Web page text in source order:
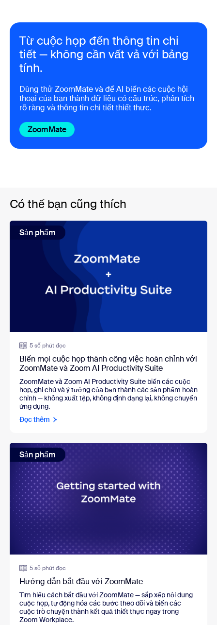
Từ cuộc họp đến thông tin chi
tiết — không cần vất vả với bảng
tính.
Dùng thử ZoomMate và để AI biến các cuộc hội
thoại của bạn thành dữ liệu có cấu trúc, phân tích
rõ ràng và thông tin chi tiết thiết thực.
ZoomMate
Có thể bạn cũng thích
Sản phẩm
5 số phút đọc
Biến mọi cuộc họp thành công việc hoàn chỉnh với
ZoomMate và Zoom AI Productivity Suite
ZoomMate và Zoom AI Productivity Suite biến các cuộc
họp, ghi chú và ý tưởng của bạn thành các sản phẩm hoàn
chỉnh — không xuất tệp, không định dạng lại, không chuyển
ứng dụng.
Đọc thêm
Sản phẩm
5 số phút đọc
Hướng dẫn bắt đầu với ZoomMate
Tìm hiểu cách bắt đầu với ZoomMate — sắp xếp nội dung
cuộc họp, tự động hóa các bước theo dõi và biến các
cuộc trò chuyện thành kết quả thiết thực ngay trong
Zoom Workplace.